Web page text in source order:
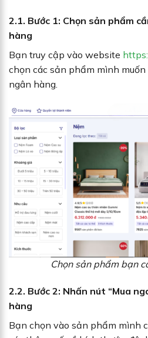
2.1. Bước 1: Chọn sản phẩm
hàng
Bạn truy cập vào website
chọn các sản phẩm mình muốn
ngân hàng.
Chọn sản phẩm bạn
2.2. Bước 2: Nhấn nút “Mua
hàng
Bạn chọn vào sản phẩm mình